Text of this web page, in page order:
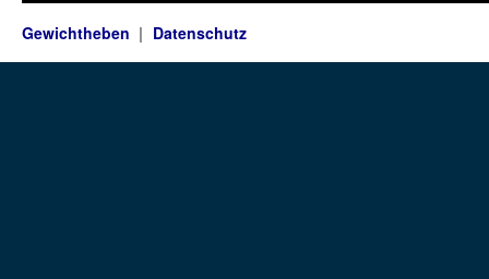
Gewichtheben Datenschutz